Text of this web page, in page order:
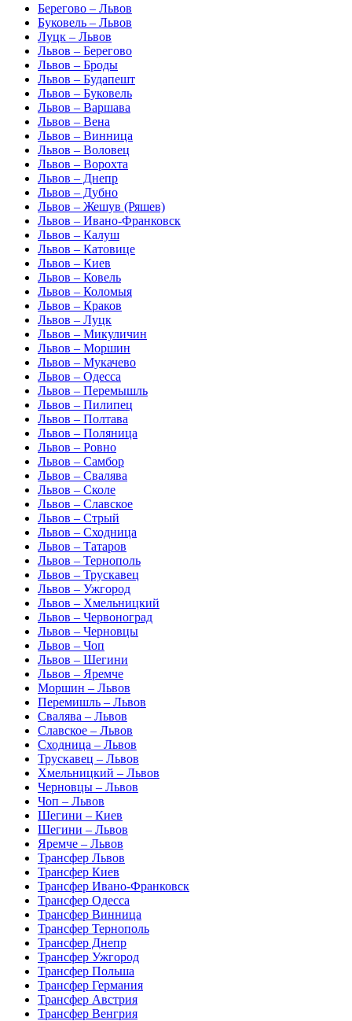
Берегово – Львов
Буковель – Львов
Луцк – Львов
Львов – Берегово
Львов – Броды
Львов – Будапешт
Львов – Буковель
Львов – Варшава
Львов – Вена
Львов – Винница
Львов – Воловец
Львов – Ворохта
Львов – Днепр
Львов – Дубно
Львов – Жешув (Ряшев)
Львов – Ивано-Франковск
Львов – Калуш
Львов – Катовице
Львов – Киев
Львов – Ковель
Львов – Коломыя
Львов – Краков
Львов – Луцк
Львов – Микуличин
Львов – Моршин
Львов – Мукачево
Львов – Одесса
Львов – Перемышль
Львов – Пилипец
Львов – Полтава
Львов – Поляница
Львов – Ровно
Львов – Самбор
Львов – Свалява
Львов – Сколе
Львов – Славское
Львов – Стрый
Львов – Сходница
Львов – Татаров
Львов – Тернополь
Львов – Трускавец
Львов – Ужгород
Львов – Хмельницкий
Львов – Червоноград
Львов – Черновцы
Львов – Чоп
Львов – Шегини
Львов – Яремче
Моршин – Львов
Перемишль – Львов
Свалява – Львов
Славское – Львов
Сходница – Львов
Трускавец – Львов
Хмельницкий – Львов
Черновцы – Львов
Чоп – Львов
Шегини – Киев
Шегини – Львов
Яремче – Львов
Трансфер Львов
Трансфер Киев
Трансфер Ивано-Франковск
Трансфер Одесса
Трансфер Винница
Трансфер Тернополь
Трансфер Днепр
Трансфер Ужгород
Трансфер Польша
Трансфер Германия
Трансфер Австрия
Трансфер Венгрия